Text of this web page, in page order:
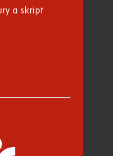
a skript